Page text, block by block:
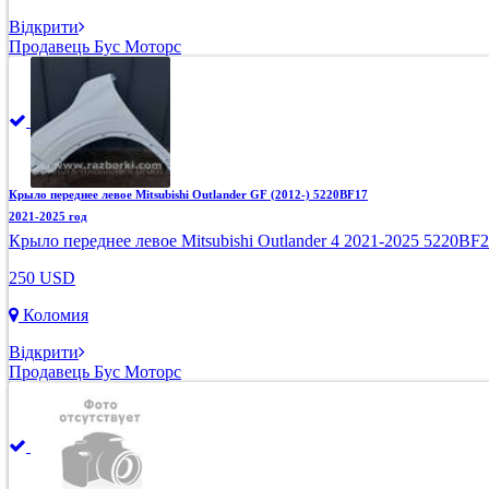
Відкрити
Продавець Бус Моторс
Крыло переднее левое Mitsubishi Outlander GF (2012-) 5220BF17
2021-2025 год
Крыло переднее левое Mitsubishi Outlander 4 2021-2025
250 USD
Коломия
Відкрити
Продавець Бус Моторс